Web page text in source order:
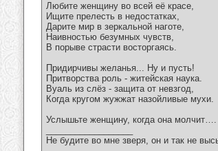
Любите женщину во всей её красе,
Ищите прелесть в недостатках,
Дарите мир в зеркальной наготе,
Наивностью безумных чувств,
В порыве страсти восторгаясь.
Придирчивы желанья... Ну и пусть!
Притворства роль - житейская наука.
Вуаль из слёз - защита от невзгод,
Когда кругом жужжат назойливые мухи.
Услышьте женщину, когда она молчит….
Не будите во мне зверя, он и так не